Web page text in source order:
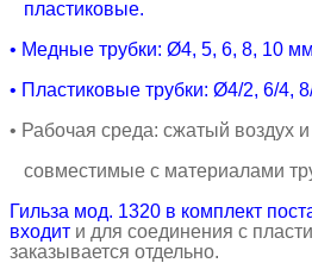
пластиковые.
• Медные трубки: Ø4, 5, 6, 8, 10
• Пластиковые трубки: Ø4/2, 6/4,
• Рабочая среда: сжатый воздух
совместимые с материалами
Гильза мод. 1320 в комплект
входит и для соединения с
заказывается отдельно.